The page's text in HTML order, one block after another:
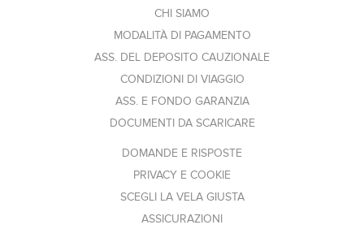
CHI SIAMO
MODALITÀ DI PAGAMENTO
ASS. DEL DEPOSITO CAUZIONALE
CONDIZIONI DI VIAGGIO
ASS. E FONDO GARANZIA
DOCUMENTI DA SCARICARE
DOMANDE E RISPOSTE
PRIVACY E COOKIE
SCEGLI LA VELA GIUSTA
ASSICURAZIONI